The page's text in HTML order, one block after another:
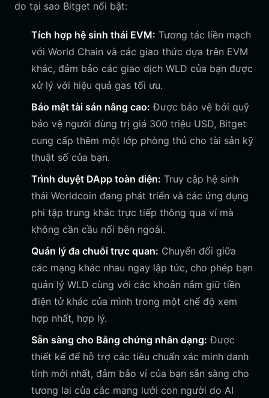
do tại sao Bitget nổi bật:
Tích hợp hệ sinh thái EVM: Tương tác liền mạch
với World Chain và các giao thức dựa trên EVM
khác, đảm bảo các giao dịch WLD của bạn được
xử lý với hiệu quả gas tối ưu.
Bảo mật tài sản nâng cao: Được bảo vệ bởi quỹ
bảo vệ người dùng trị giá 300 triệu USD, Bitget
cung cấp thêm một lớp phòng thủ cho tài sản kỹ
thuật số của bạn.
Trình duyệt DApp toàn diện: Truy cập hệ sinh
thái Worldcoin đang phát triển và các ứng dụng
phi tập trung khác trực tiếp thông qua ví mà
không cần cầu nối bên ngoài.
Quản lý đa chuỗi trực quan: Chuyển đổi giữa
các mạng khác nhau ngay lập tức, cho phép bạn
quản lý WLD cùng với các khoản nắm giữ tiền
điện tử khác của mình trong một chế độ xem
hợp nhất, hợp lý.
Sẵn sàng cho Bằng chứng nhân dạng: Được
thiết kế để hỗ trợ các tiêu chuẩn xác minh danh
tính mới nhất, đảm bảo ví của bạn sẵn sàng cho
tương lai của các mạng lưới con người do AI